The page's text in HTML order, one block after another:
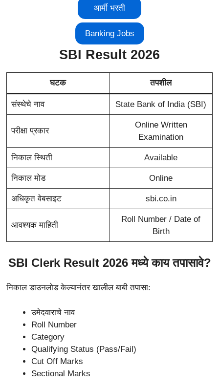
आर्मी भरती
Banking Jobs
SBI Result 2026
घटक तपशील
संस्थेचे नाव State Bank of India (SBI)
परीक्षा प्रकार
Online Written
Examination
निकाल स्थिती Available
निकाल मोड Online
अधिकृत वेबसाइट sbi.co.in
आवश्यक माहिती
Roll Number / Date of
Birth
SBI Clerk Result 2026 मध्ये काय तपासावे?
निकाल डाउनलोड केल्यानंतर खालील बाबी तपासा:
उमेदवाराचे नाव
Roll Number
Category
Qualifying Status (Pass/Fail)
Cut Off Marks
Sectional Marks